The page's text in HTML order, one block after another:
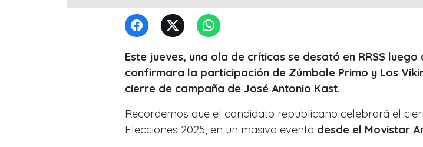
Este jueves, una ola de críticas se desató en RRSS luego
confirmara la participación de Zúmbale Primo y Los
cierre de campaña de José Antonio Kast.
Recordemos que el candidato republicano celebrará el
Elecciones 2025, en un masivo evento desde el Movistar